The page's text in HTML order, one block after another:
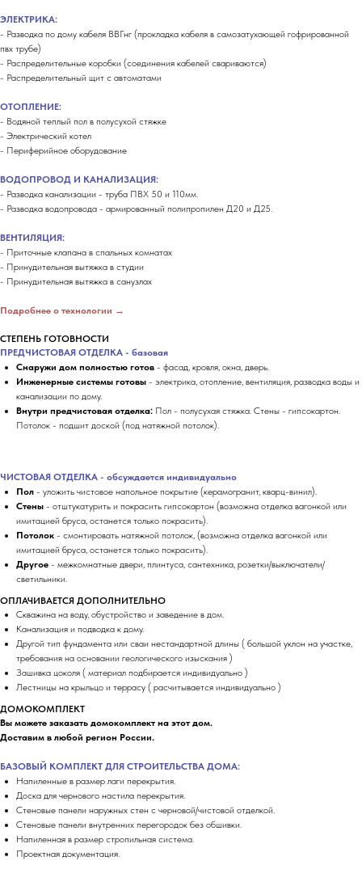
ЭЛЕКТРИКА:
- Разводка по дому кабеля ВВГнг (прокладка кабеля в самозатухающей гофрированной
пвх трубе)
- Распределительные коробки (соединения кабелей свариваются)
- Распределительный щит с автоматами
ОТОПЛЕНИЕ:
- Водяной теплый пол в полусухой стяжке
- Электрический котел
- Периферийное оборудование
ВОДОПРОВОД И КАНАЛИЗАЦИЯ:
- Разводка канализации - труба ПВХ 50 и 110мм.
- Разводка водопровода - армированный полипропилен Д20 и Д25.
ВЕНТИЛЯЦИЯ:
- Приточные клапана в спальных комнатах
- Принудительная вытяжка в студии
- Принудительная вытяжка в санузлах
Подробнее о технологии →
СТЕПЕНЬ ГОТОВНОСТИ
ПРЕДЧИСТОВАЯ ОТДЕЛКА - базовая
Снаружи дом полностью готов - фасад, кровля, окна, дверь.
Инженерные системы готовы - электрика, отопление, вентиляция, разводка воды и
канализации по дому.
Внутри предчистовая отделка: Пол - полусухая стяжка. Стены - гипсокартон.
Потолок - подшит доской (под натяжной потолок).
ЧИСТОВАЯ ОТДЕЛКА - обсуждается индивидуально
Пол - уложить чистовое напольное покрытие (керамогранит, кварц-винил).
Стены - отштукатурить и покрасить гипсокартон (возможна отделка вагонкой или
имитацией бруса, останется только покрасить).
Потолок - смонтировать натяжной потолок, (возможна отделка вагонкой или
имитацией бруса, останется только покрасить).
Другое - межкомнатные двери, плинтуса, сантехника, розетки/выключатели/
светильники.
ОПЛАЧИВАЕТСЯ ДОПОЛНИТЕЛЬНО
Скважина на воду, обустройство и заведение в дом.
Канализация и подводка к дому.
Другой тип фундамента или сваи нестандартной длины ( большой уклон на участке,
требования на основании геологического изыскания )
Зашивка цоколя ( материал подбирается индивидуально )
Лестницы на крыльцо и террасу ( расчитывается индивидуально )
ДОМОКОМПЛЕКТ
Вы можете заказать домокомплект на этот дом.
Доставим в любой регион России.
БАЗОВЫЙ КОМПЛЕКТ ДЛЯ СТРОИТЕЛЬСТВА ДОМА:
Напиленные в размер лаги перекрытия.
Доска для чернового настила перекрытия.
Стеновые панели наружных стен с черновой/чистовой отделкой.
Стеновые панели внутренних перегородок без обшивки.
Напиленная в размер стропильная система.
Проектная документация.